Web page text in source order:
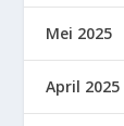
Mei 2025
April 2025